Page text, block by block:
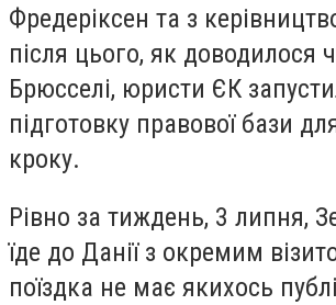
Фредеріксен та з
після цього, як доводилося
Брюсселі, юристи ЄК
підготовку правової бази
кроку.
Рівно за тиждень, 3 липня,
їде до Данії з окремим
поїздка не має якихось